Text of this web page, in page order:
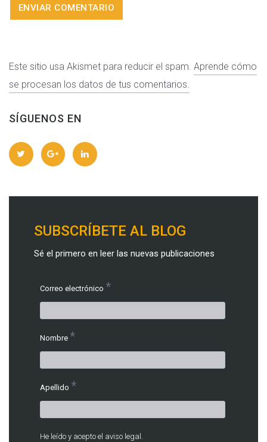
Este sitio usa Akismet para reducir el spam. Aprende cómo
se procesan los datos de tus comentarios.
SÍGUENOS EN
SUBSCRÍBETE AL BLOG
Sé el primero en leer las nuevas publicaciones
Correo electrónico *
Nombre *
Apellido *
He leído y acepto el aviso legal .